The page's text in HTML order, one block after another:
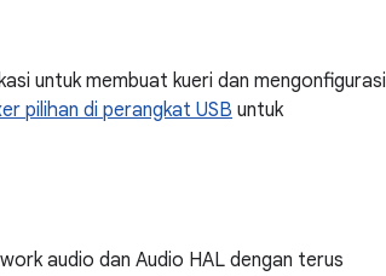
untuk membuat kueri dan mengonfigurasi
pilihan di perangkat USB untuk
audio dan Audio HAL dengan terus